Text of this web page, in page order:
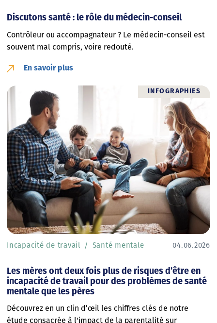
Discutons santé : le rôle du médecin-conseil
Contrôleur ou accompagnateur ? Le médecin-conseil est
souvent mal compris, voire redouté.
En savoir plus
Les mères ont deux fois plus de risques d’être en
incapacité de travail pour des problèmes de santé
mentale que les pères
INFOGRAPHIES
Incapacité de travail Santé mentale 04.06.2026
Découvrez en un clin d’œil les chiffres clés de notre
étude consacrée à l'impact de la parentalité sur